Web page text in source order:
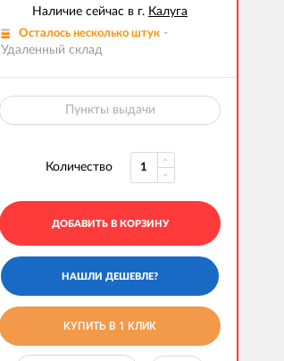
Наличие сейчас в г. Калуга
Осталось несколько штук -
Удаленный склад
Пункты выдачи
Количество
ДОБАВИТЬ В КОРЗИНУ
КУПИТЬ В 1 КЛИК